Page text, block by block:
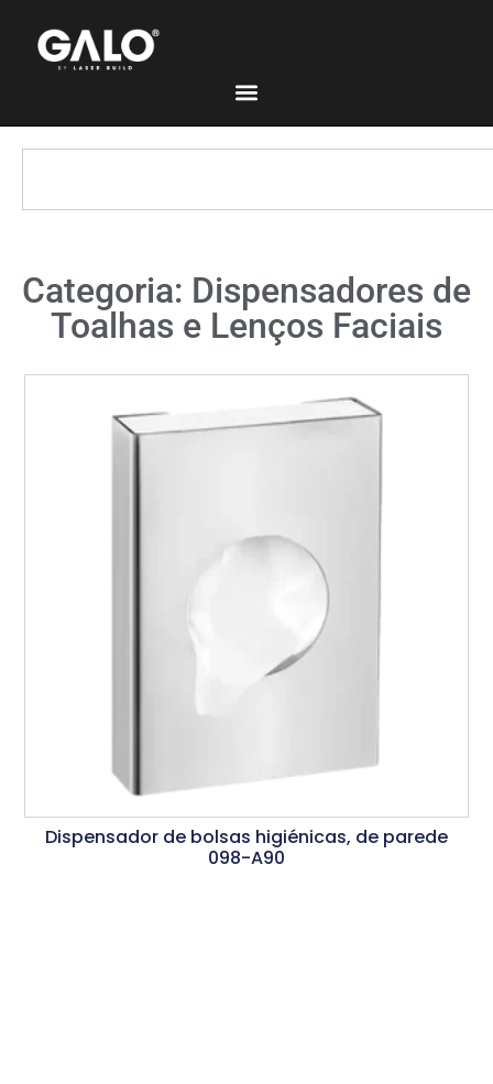
Categoria: Dispensadores de
Toalhas e Lenços Faciais
Dispensador de bolsas higiénicas, de parede
098-A90